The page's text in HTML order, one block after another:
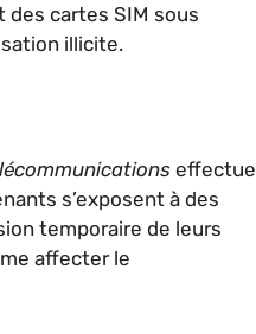
cartes SIM sous
illicite.
effectue
s’exposent à des
temporaire de leurs
affecter le